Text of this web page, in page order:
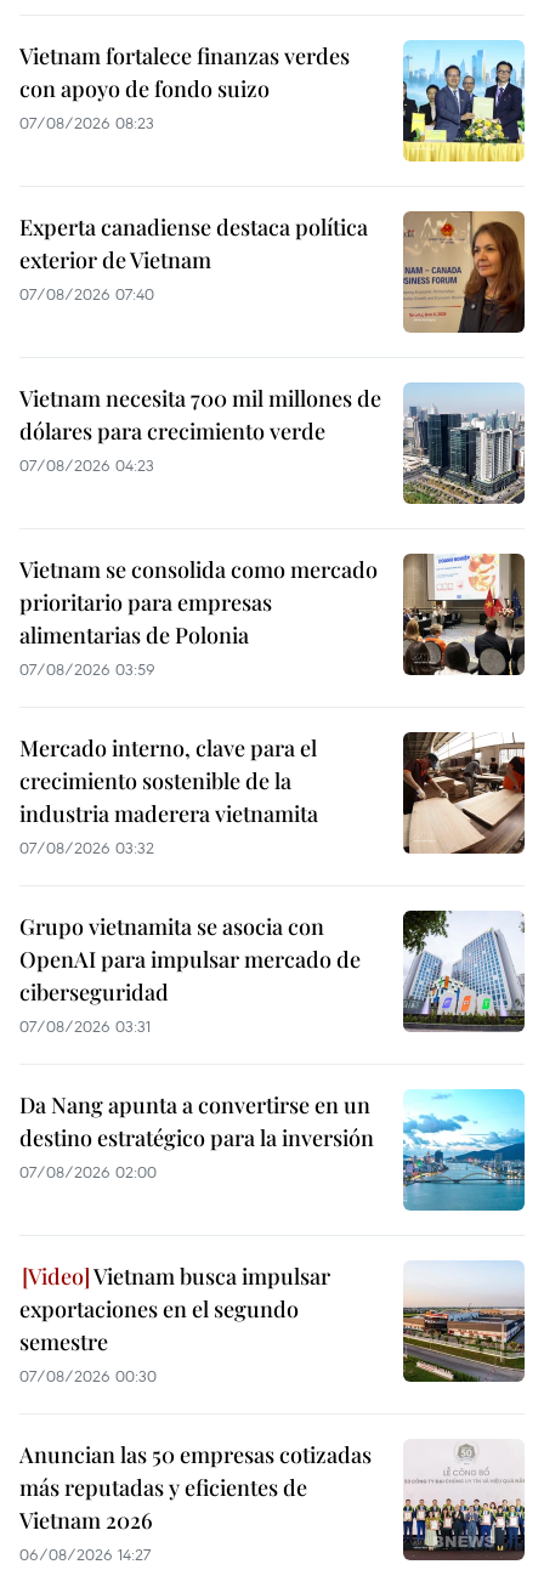
Vietnam fortalece finanzas verdes
con apoyo de fondo suizo
07/08/2026 08:23
Experta canadiense destaca política
exterior de Vietnam
07/08/2026 07:40
Vietnam necesita 700 mil millones de
dólares para crecimiento verde
07/08/2026 04:23
Vietnam se consolida como mercado
prioritario para empresas
alimentarias de Polonia
07/08/2026 03:59
Mercado interno, clave para el
crecimiento sostenible de la
industria maderera vietnamita
07/08/2026 03:32
Grupo vietnamita se asocia con
OpenAI para impulsar mercado de
ciberseguridad
07/08/2026 03:31
Da Nang apunta a convertirse en un
destino estratégico para la inversión
07/08/2026 02:00
Vietnam busca impulsar
exportaciones en el segundo
semestre
07/08/2026 00:30
Anuncian las 50 empresas cotizadas
más reputadas y eficientes de
Vietnam 2026
06/08/2026 14:27